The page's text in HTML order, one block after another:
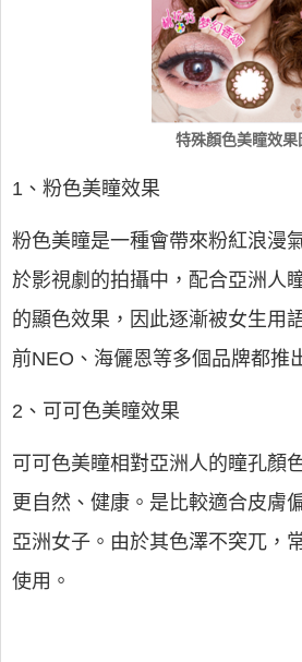
特殊顏色美瞳效果
1、粉色美瞳效果
粉色美瞳是一種會帶來粉紅浪漫
於影視劇的拍攝中，配合亞洲人
的顯色效果，因此逐漸被女生用
前NEO、海儷恩等多個品牌都推
2、可可色美瞳效果
可可色美瞳相對亞洲人的瞳孔顏
更自然、健康。是比較適合皮膚
亞洲女子。由於其色澤不突兀，
使用。